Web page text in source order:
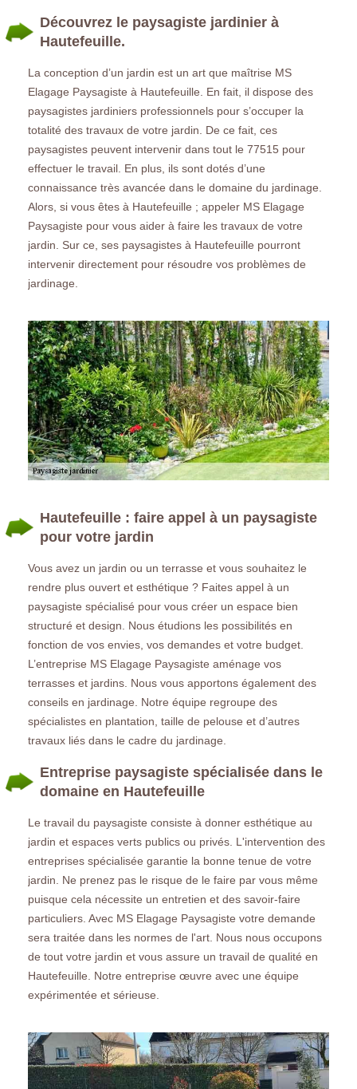
Découvrez le paysagiste jardinier à
Hautefeuille.
La conception d’un jardin est un art que maîtrise MS
Elagage Paysagiste à Hautefeuille. En fait, il dispose des
paysagistes jardiniers professionnels pour s’occuper la
totalité des travaux de votre jardin. De ce fait, ces
paysagistes peuvent intervenir dans tout le 77515 pour
effectuer le travail. En plus, ils sont dotés d’une
connaissance très avancée dans le domaine du jardinage.
Alors, si vous êtes à Hautefeuille ; appeler MS Elagage
Paysagiste pour vous aider à faire les travaux de votre
jardin. Sur ce, ses paysagistes à Hautefeuille pourront
intervenir directement pour résoudre vos problèmes de
jardinage.
Hautefeuille : faire appel à un paysagiste
pour votre jardin
Vous avez un jardin ou un terrasse et vous souhaitez le
rendre plus ouvert et esthétique ? Faites appel à un
paysagiste spécialisé pour vous créer un espace bien
structuré et design. Nous étudions les possibilités en
fonction de vos envies, vos demandes et votre budget.
L’entreprise MS Elagage Paysagiste aménage vos
terrasses et jardins. Nous vous apportons également des
conseils en jardinage. Notre équipe regroupe des
spécialistes en plantation, taille de pelouse et d’autres
travaux liés dans le cadre du jardinage.
Entreprise paysagiste spécialisée dans le
domaine en Hautefeuille
Le travail du paysagiste consiste à donner esthétique au
jardin et espaces verts publics ou privés. L'intervention des
entreprises spécialisée garantie la bonne tenue de votre
jardin. Ne prenez pas le risque de le faire par vous même
puisque cela nécessite un entretien et des savoir-faire
particuliers. Avec MS Elagage Paysagiste votre demande
sera traitée dans les normes de l'art. Nous nous occupons
de tout votre jardin et vous assure un travail de qualité en
Hautefeuille. Notre entreprise œuvre avec une équipe
expérimentée et sérieuse.